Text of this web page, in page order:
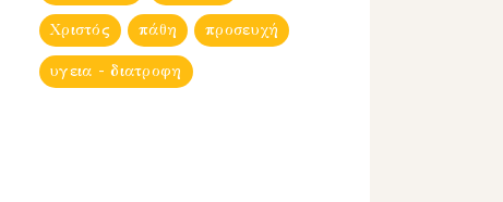
Χριστός πάθη προσευχή
υγεια - διατροφη